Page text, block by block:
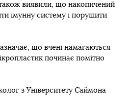
виявили, що накопичений
імунну систему і порушити
що вчені намагаються
починає помітно
з Університету Саймона